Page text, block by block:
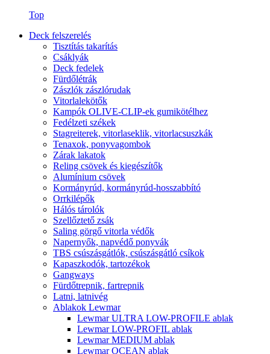
Top
Deck felszerelés
Tisztítás takarítás
Csáklyák
Deck fedelek
Fürdőlétrák
Zászlók zászlórudak
Vitorlalekötők
Kampók OLIVE-CLIP-ek gumikötélhez
Fedélzeti székek
Stagreiterek, vitorlaseklik, vitorlacsuszkák
Tenaxok, ponyvagombok
Zárak lakatok
Reling csövek és kiegészítők
Alumínium csövek
Kormányrúd, kormányrúd-hosszabbító
Orrkilépők
Hálós tárolók
Szellőztető zsák
Saling görgő vitorla védők
Napernyők, napvédő ponyvák
TBS csúszásgátlók, csúszásgátló csíkok
Kapaszkodók, tartozékok
Gangways
Fürdőtrepnik, fartrepnik
Latni, latnivég
Ablakok Lewmar
Lewmar ULTRA LOW-PROFILE ablak
Lewmar LOW-PROFIL ablak
Lewmar MEDIUM ablak
Lewmar OCEAN ablak